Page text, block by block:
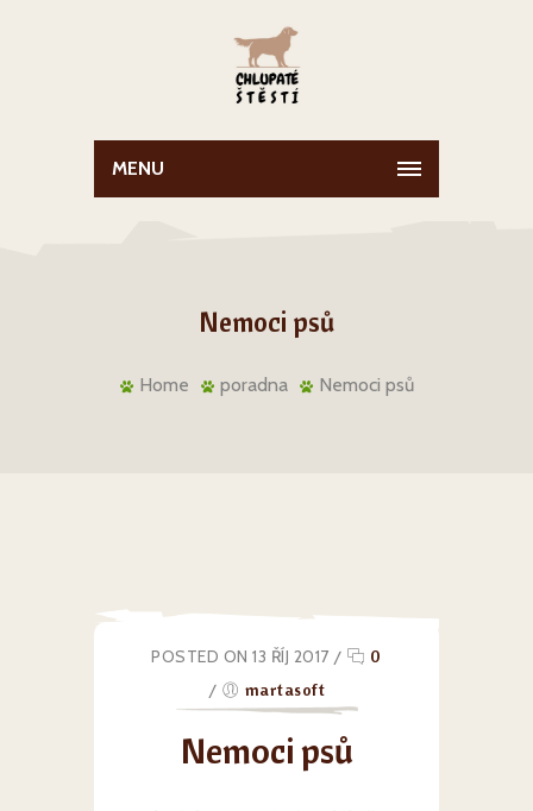
MENU
Nemoci psů
Home poradna Nemoci psů
POSTED ON 13 ŘÍJ 2017 /
0
/
martasoft
Nemoci psů